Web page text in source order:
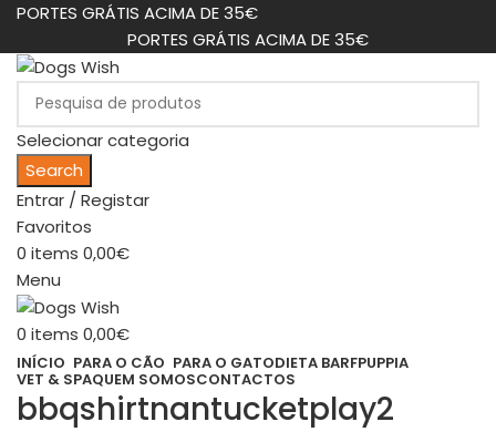
PORTES GRÁTIS ACIMA DE 35€
PORTES GRÁTIS ACIMA DE 35€
Selecionar categoria
Search
Entrar / Registar
Favoritos
0 items 0,00€
Menu
0 items 0,00€
INÍCIO PARA O CÃO PARA O GATODIETA BARFPUPPIA
VET & SPAQUEM SOMOSCONTACTOS
bbqshirtnantucketplay2